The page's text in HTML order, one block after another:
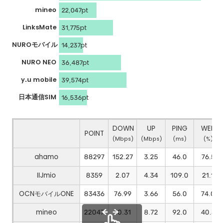
mineo
22,047pt
LinksMate 31,775pt
NUROモバイル 14,237pt
NURO NEO
36,487pt
y.u mobile 39,574pt
日本通信SIM
16,536pt
POINT
DOWN
(Mbps)
UP
(Mbps)
PING
(ms)
WEB
(%)
ahamo 88297 152.27 3.25 46.0
76.5
IIJmio
8359 2.07 4.34 109.0
21.1
OCNモバイルONE
83436 76.99 3.66 56.0
74.0
mineo
22047 10.31 8.72 92.0
40.5